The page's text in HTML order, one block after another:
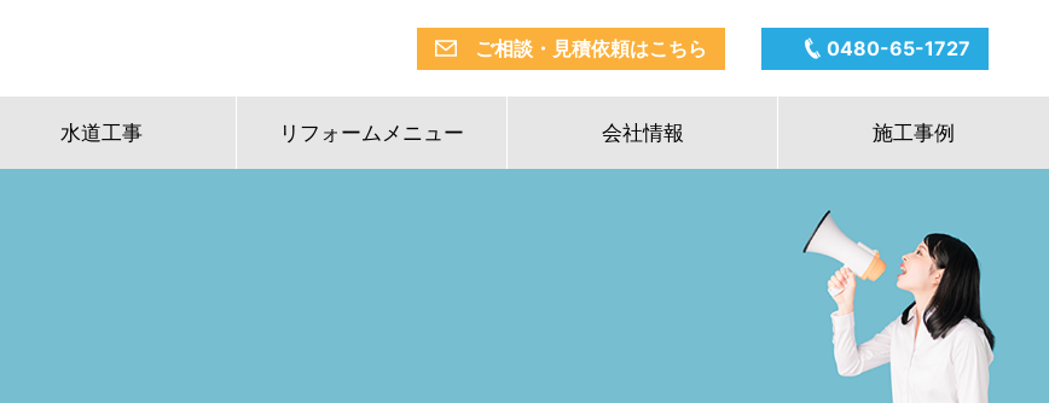
ご相談・見積依頼はこちら 0480-65-1727
水道工事 リフォームメニュー 会社情報 施工事例